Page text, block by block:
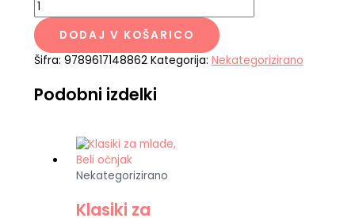
DODAJ V KOŠARICO
Šifra: 9789617148862 Kategorija: Nekategorizirano
Podobni izdelki
Nekategorizirano
Klasiki za